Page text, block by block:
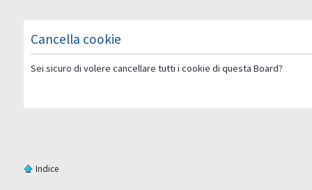
Cancella cookie
Sei sicuro di volere cancellare tutti i cookie di questa Board?
Indice